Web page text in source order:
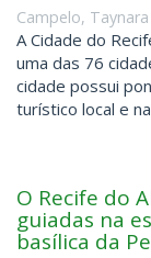
Campelo,
A Cidade do
uma das 76
cidade possui
turístico local e
O Recife do
guiadas na
basílica da